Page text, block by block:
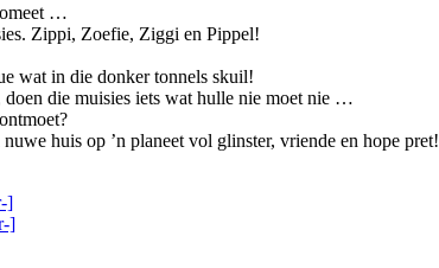
…
Zippi, Zoefie, Ziggi en Pippel!
wat in die donker tonnels skuil!
doen die muisies iets wat hulle nie moet nie …
huis op ’n planeet vol glinster, vriende en hope pret!